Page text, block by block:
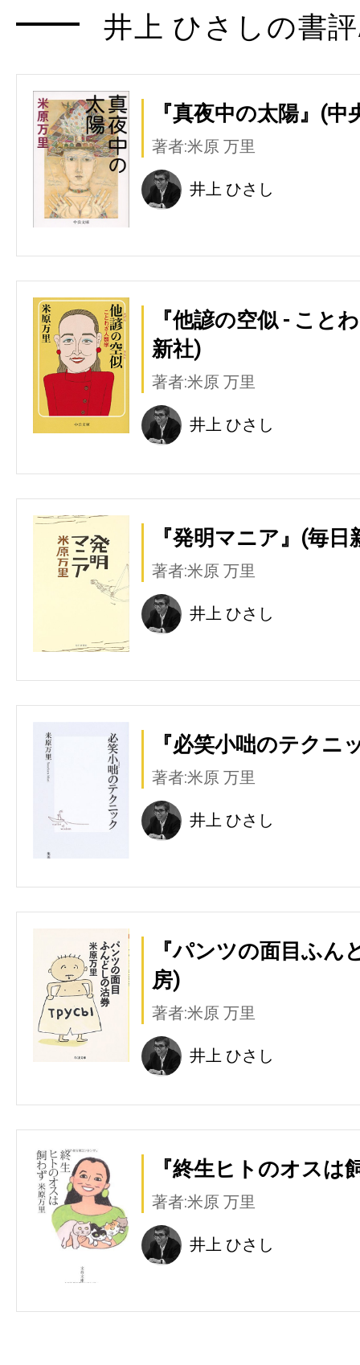
井上 ひさしの書
『真夜中の太陽』(中
著者:米原 万里
井上 ひさし
『他諺の空似 - こと
新社)
著者:米原 万里
井上 ひさし
『発明マニア』(毎日
著者:米原 万里
井上 ひさし
『必笑小咄のテクニ
著者:米原 万里
井上 ひさし
『パンツの面目ふん
房)
著者:米原 万里
井上 ひさし
『終生ヒトのオスは
著者:米原 万里
井上 ひさし